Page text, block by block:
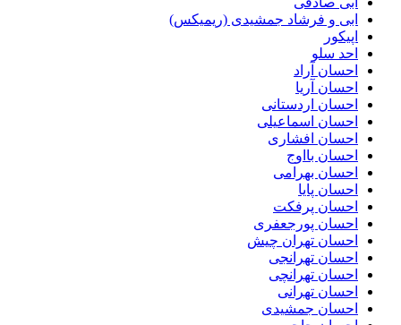
ابی و فرشاد جمشیدی (ریمیکس)
اپیکور
احد سلو
احسان آراد
احسان آریا
احسان اردستانی
احسان اسماعیلی
احسان افشاری
احسان بااوج
احسان بهرامی
احسان پایا
احسان پرفکت
احسان پورجعفری
احسان تهران چیش
احسان تهرانجی
احسان تهرانچی
احسان تهرانی
احسان جمشیدی